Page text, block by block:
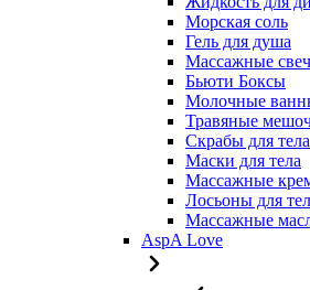
Морская соль
Гель для душа
Массажные
Бьюти Боксы
Молочные
Травяные
Скрабы для тела
Маски для тела
Массажные
Лосьоны для
Массажные
AspA Love